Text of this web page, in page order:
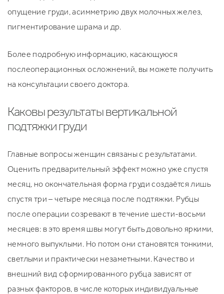
опущение груди, асимметрию двух молочных желез,
пигментирование шрама и др.
Более подробную информацию, касающуюся
послеоперационных осложнений, вы можете получить
на консультации своего доктора.
Каковы результаты вертикальной
подтяжки груди
Главные вопросы женщин связаны с результатами.
Оценить предварительный эффект можно уже спустя
месяц, но окончательная форма груди создаётся лишь
спустя три – четыре месяца после подтяжки. Рубцы
после операции созревают в течение шести-восьми
месяцев: в это время швы могут быть довольно яркими,
немного выпуклыми. Но потом они становятся тонкими,
светлыми и практически незаметными. Качество и
внешний вид сформированного рубца зависят от
разных факторов, в числе которых индивидуальные